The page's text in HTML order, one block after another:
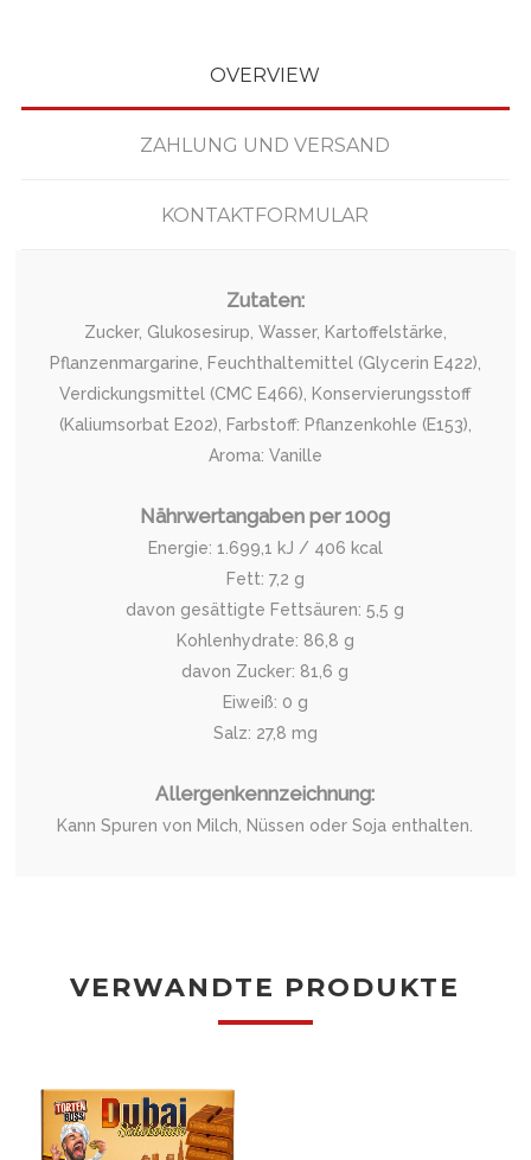
OVERVIEW
ZAHLUNG UND VERSAND
KONTAKTFORMULAR
Zutaten:
Zucker, Glukosesirup, Wasser, Kartoffelstärke,
Pflanzenmargarine, Feuchthaltemittel (Glycerin E422),
Verdickungsmittel (CMC E466), Konservierungsstoff
(Kaliumsorbat E202), Farbstoff: Pflanzenkohle (E153),
Aroma: Vanille
Nährwertangaben per 100g
Energie: 1.699,1 kJ / 406 kcal
Fett: 7,2 g
davon gesättigte Fettsäuren: 5,5 g
Kohlenhydrate: 86,8 g
davon Zucker: 81,6 g
Eiweiß: 0 g
Salz: 27,8 mg
Allergenkennzeichnung:
Kann Spuren von Milch, Nüssen oder Soja enthalten.
VERWANDTE PRODUKTE